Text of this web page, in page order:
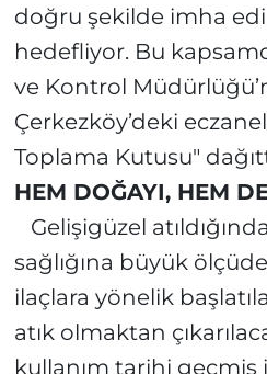
doğru şekilde imha
hedefliyor. Bu
ve Kontrol
Çerkezköy’deki
Toplama Kutusu"
HEM DOĞAYI, HEM
Gelişigüzel
sağlığına büyük
ilaçlara yönelik
atık olmaktan
kullanım tarihi geçmiş